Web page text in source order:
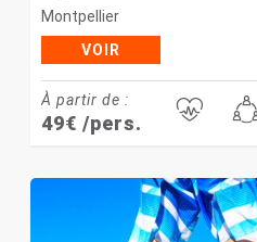
Montpellier
VOIR
À partir de :
49€ /pers.